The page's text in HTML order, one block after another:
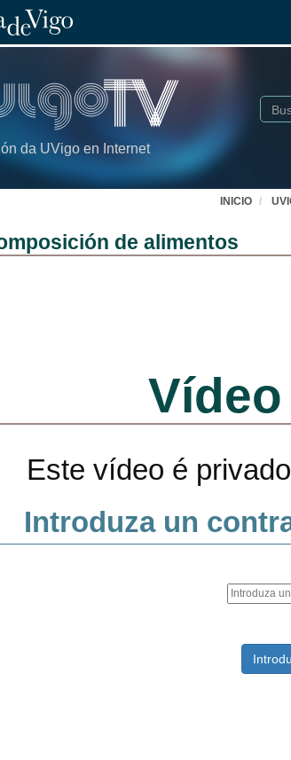
da UVigo en Internet
Buscar
INICIO
de alimentos